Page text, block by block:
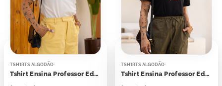
TSHIRTS ALGODÃO
Tshirt Ensina Professor Educa
TSHIRTS ALGODÃO
Tshirt Ensina Professor Educa